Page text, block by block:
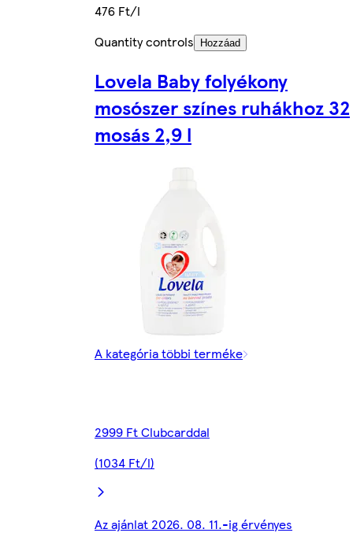
476 Ft/l
Quantity controls
Hozzáad
Lovela Baby folyékony
mosószer színes ruhákhoz 32
mosás 2,9 l
A kategória többi terméke
2999 Ft Clubcarddal
(1034 Ft/l)
Az ajánlat 2026. 08. 11.-ig érvényes